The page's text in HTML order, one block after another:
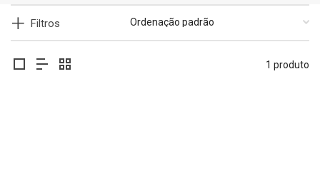
Filtros
1 produto